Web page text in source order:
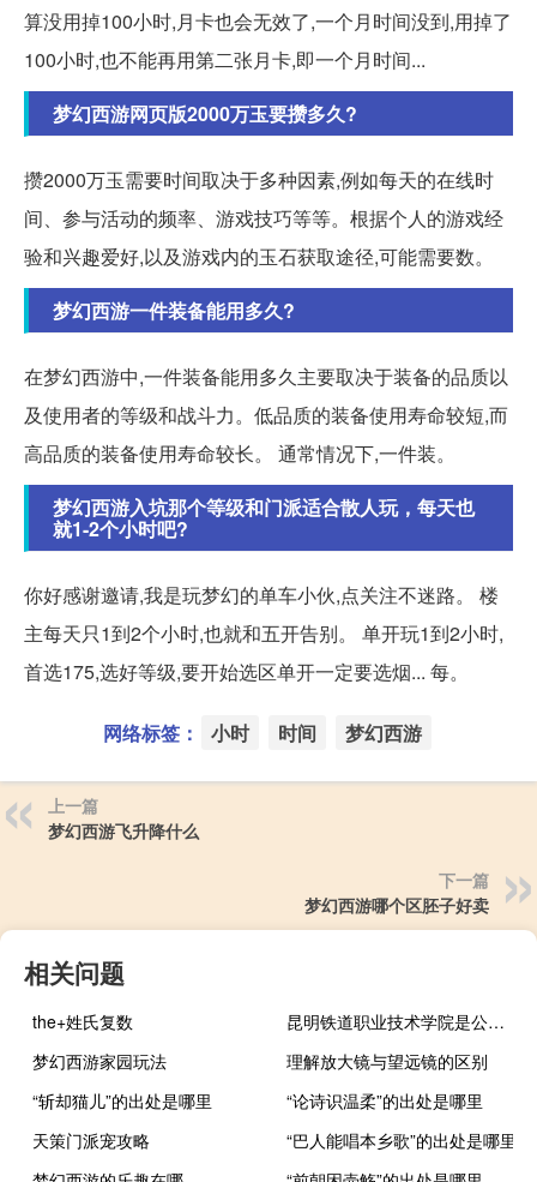
算没用掉100小时,月卡也会无效了,一个月时间没到,用掉了
100小时,也不能再用第二张月卡,即一个月时间...
梦幻西游网页版2000万玉要攒多久?
攒2000万玉需要时间取决于多种因素,例如每天的在线时
间、参与活动的频率、游戏技巧等等。根据个人的游戏经
验和兴趣爱好,以及游戏内的玉石获取途径,可能需要数。
梦幻西游一件装备能用多久?
在梦幻西游中,一件装备能用多久主要取决于装备的品质以
及使用者的等级和战斗力。低品质的装备使用寿命较短,而
高品质的装备使用寿命较长。 通常情况下,一件装。
梦幻西游入坑那个等级和门派适合散人玩，每天也
就1-2个小时吧?
你好感谢邀请,我是玩梦幻的单车小伙,点关注不迷路。 楼
主每天只1到2个小时,也就和五开告别。 单开玩1到2小时,
首选175,选好等级,要开始选区单开一定要选烟... 每。
网络标签： 小时 时间 梦幻西游
上一篇
梦幻西游飞升降什么
下一篇
梦幻西游哪个区胚子好卖
相关问题
the+姓氏复数
昆明铁道职业技术学院是公办还是民办
梦幻西游家园玩法
理解放大镜与望远镜的区别
“斩却猫儿”的出处是哪里
“论诗识温柔”的出处是哪里
天策门派宠攻略
“巴人能唱本乡歌”的出处是哪里